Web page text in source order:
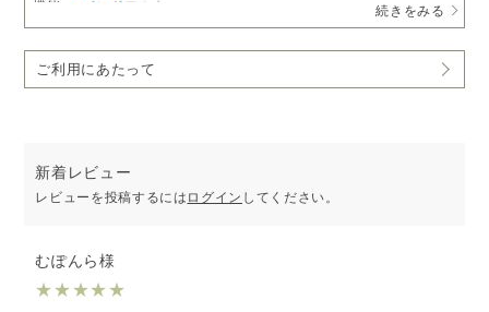
機能:
マインドフルネス 続きをみる
ご利用にあたって
新着レビュー
レビューを投稿するには ログイン してください。
むぽんら様
★★★★★